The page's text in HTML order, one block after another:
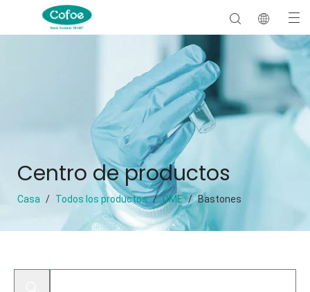
Centro de productos
Casa / Todos los productos / DME / Bastones